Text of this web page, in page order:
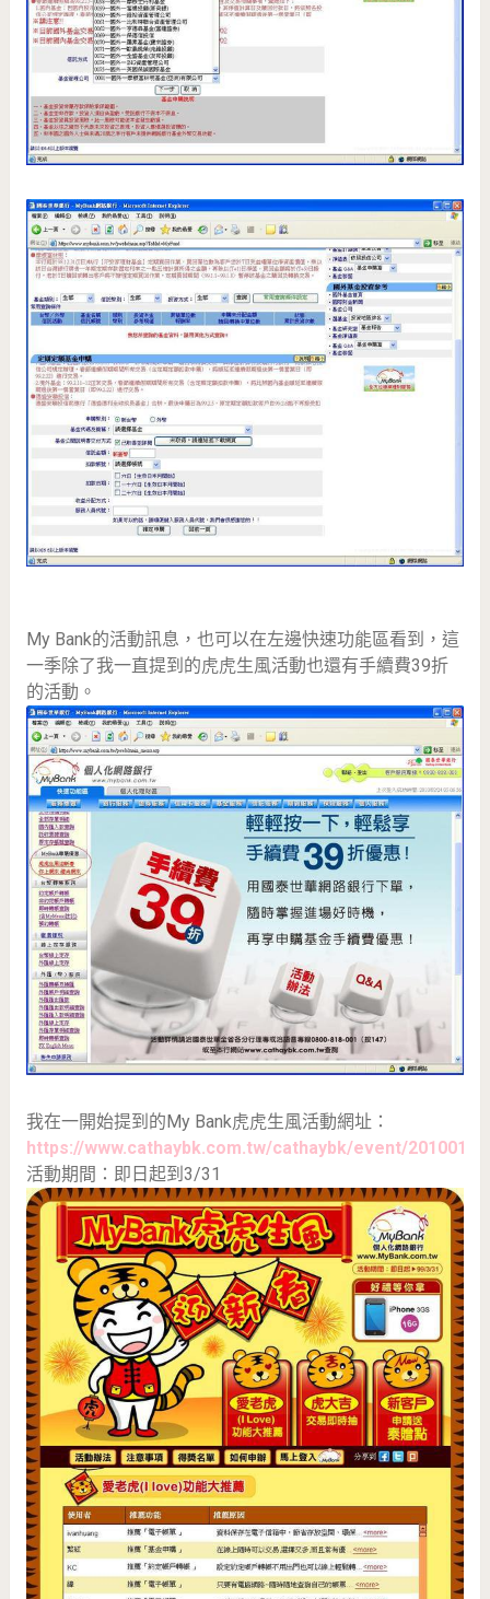
My Bank的活動訊息，也可以在左邊快速功能區看到，這
一季除了我一直提到的虎虎生風活動也還有手續費39折
的活動。
我在一開始提到的My Bank虎虎生風活動網址：
https://www.cathaybk.com.tw/cathaybk/event/
活動期間：即日起到3/31